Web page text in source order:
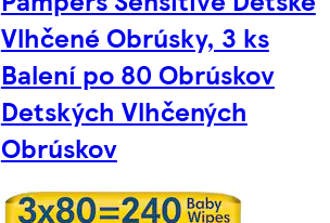
Vlhčené Obrúsky, 3 ks
Balení po 80 Obrúskov
Detských Vlhčených
Obrúskov